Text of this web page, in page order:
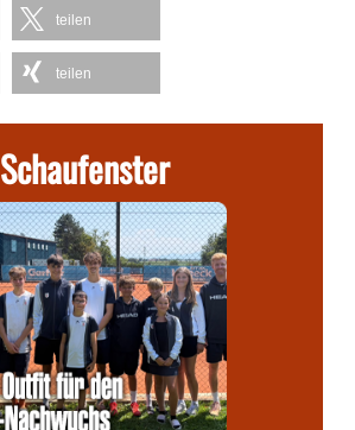
teilen
teilen
Schaufenster